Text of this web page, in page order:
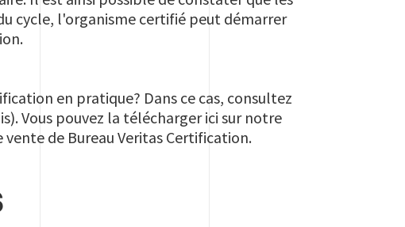
cycle, l'organisme certifié peut démarrer
en pratique? Dans ce cas, consultez
Vous pouvez la télécharger ici sur notre
de Bureau Veritas Certification.